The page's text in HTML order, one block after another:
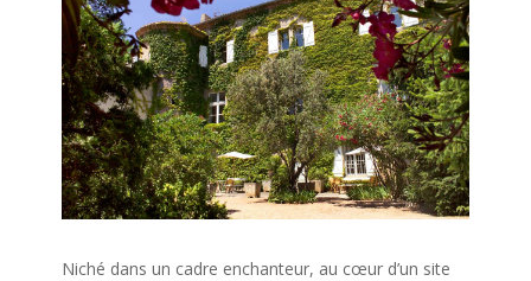
Niché dans un cadre enchanteur, au cœur d’un site